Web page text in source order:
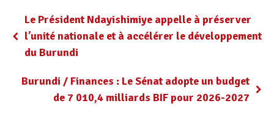
Le Président Ndayishimiye appelle à préserver
l’unité nationale et à accélérer le développement
du Burundi
Burundi / Finances : Le Sénat adopte un budget
de 7 010,4 milliards BIF pour 2026-2027